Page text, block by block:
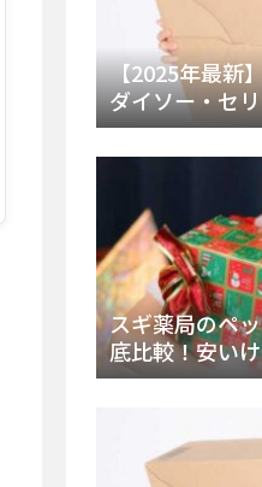
【2025年最新
ダイソー・セ
在庫状況と失
解説！
スギ薬局のペ
底比較！安い
ップと販売店